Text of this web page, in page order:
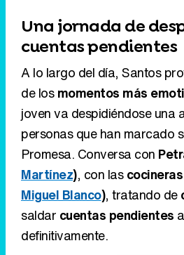
Una jornada de
cuentas pendientes
A lo largo del día, Santos
de losmomentos más
joven va despidiéndose una
personas que han marcado
Promesa. Conversa con
Martínez), con lascocineras
Miguel Blanco), tratando de
saldar cuentas pendientes
definitivamente.